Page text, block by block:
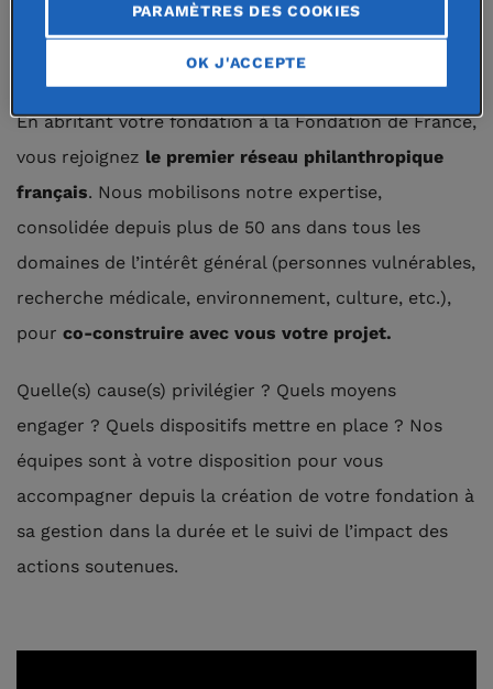
Devenir fondateur à la Fondation
En abritant votre fondation à la Fondation de France,
vous rejoignez le premier réseau philanthropique
français. Nous mobilisons notre expertise,
consolidée depuis plus de 50 ans dans tous les
domaines de l’intérêt général (personnes vulnérables,
recherche médicale, environnement, culture, etc.),
pour co-construire avec vous votre projet.
Quelle(s) cause(s) privilégier ? Quels moyens
engager ? Quels dispositifs mettre en place ? Nos
équipes sont à votre disposition pour vous
accompagner depuis la création de votre fondation à
sa gestion dans la durée et le suivi de l’impact des
actions soutenues.
PARAMÈTRES DES COOKIES
OK J'ACCEPTE